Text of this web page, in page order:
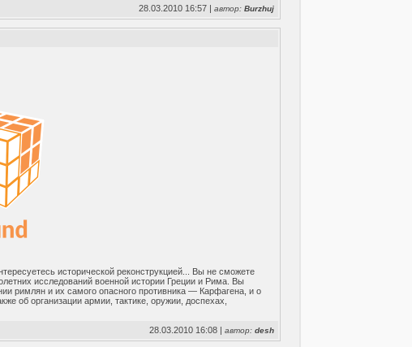
28.03.2010 16:57 |автор:Burzhuj
исторической реконструкцией... Вы не сможете
исследований военной истории Греции и Рима. Вы
римлян и их самого опасного противника — Карфагена, и о
об организации армии, тактике, оружии, доспехах,
28.03.2010 16:08 |автор:desh